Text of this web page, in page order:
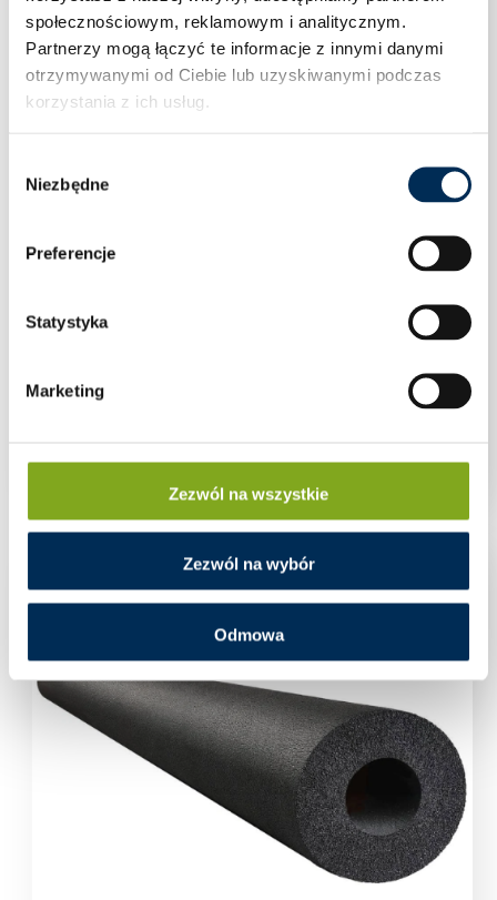
społecznościowym, reklamowym i analitycznym.
Partnerzy mogą łączyć te informacje z innymi danymi
otrzymywanymi od Ciebie lub uzyskiwanymi podczas
korzystania z ich usług.
zgody
Niezbędne
Preferencje
Statystyka
Marketing
Zezwól na wszystkie
Zezwól na wybór
Odmowa
Otulina kauczukowa – izolacja do rur 13×22 1
Zaloguj się aby zobaczyć cenę